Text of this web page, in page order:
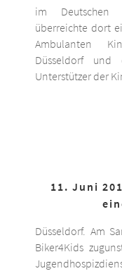
im Deutschen
überreichte dort
Ambulanten
Düsseldorf
Unterstützer der
11. Juni
Düsseldorf. Am
Biker4Kids